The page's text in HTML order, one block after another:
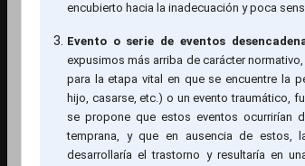
encubierto hacia la inadecuación y poca
Evento o serie de eventos
expusimos más arriba de carácter
para la etapa vital en que se encuentre la
hijo, casarse, etc.) o un evento traumático,
se propone que estos eventos ocurrirían
temprana, y que en ausencia de estos,
desarrollaría el trastorno y resultaría en